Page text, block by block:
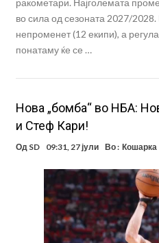
ракометари. Најголемата
во сила од сезоната 2027/2028.
непроменет (12 екипи), а
понатаму ќе се …
Нова „бомба“ во НБА:
и Стеф Кари!
Од SD 09:31, 27 јули Во : Кошарка